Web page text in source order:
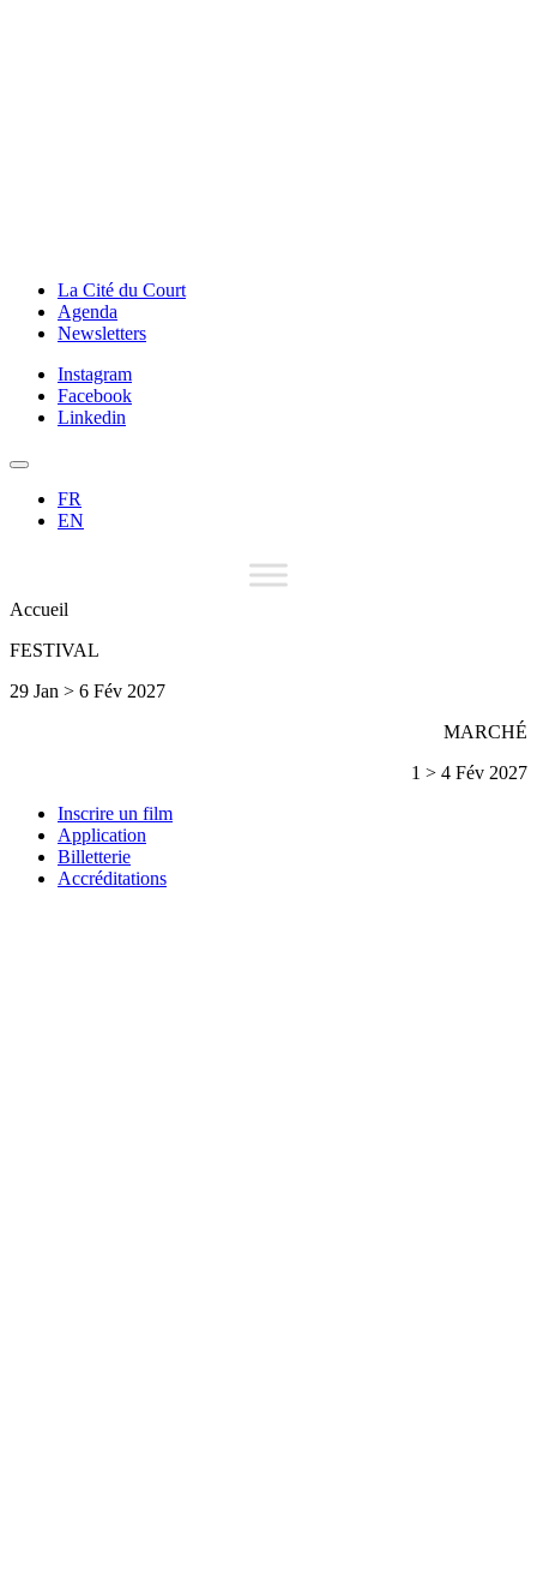
La Cité du Court
Agenda
Newsletters
Instagram
Facebook
Linkedin
FR
EN
Accueil
FESTIVAL
29 Jan > 6 Fév 2027
MARCHÉ
1 > 4 Fév 2027
Inscrire un film
Application
Billetterie
Accréditations